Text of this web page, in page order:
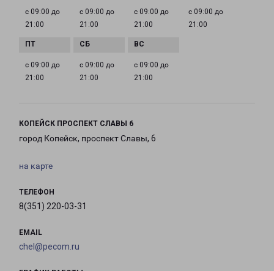
с 09:00 до
21:00
с 09:00 до
21:00
с 09:00 до
21:00
с 09:00 до
21:00
с 09:00 до
21:00
с 09:00 до
21:00
с 09:00 до
21:00
КОПЕЙСК ПРОСПЕКТ СЛАВЫ 6
город Копейск, проспект Славы, 6
на карте
ТЕЛЕФОН
8(351) 220-03-31
EMAIL
chel@pecom.ru